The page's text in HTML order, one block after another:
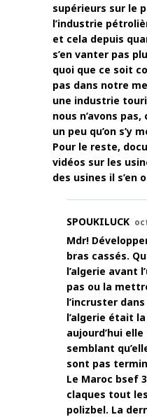
supérieurs sur le
l’industrie
et cela depuis
s’en vanter pas
quoi que ce soit
pas dans notre
une industrie
nous n’avons
un peu qu’on s’y
Pour le reste,
vidéos sur les
des usines il s’en
SPOUKILUCK
Mdr!
bras cassés.
l’algerie avant
pas ou la
l’incruster
l’algerie était
aujourd’hui
semblant
sont pas
Le Maroc bsef
claques tout
polizbel. La